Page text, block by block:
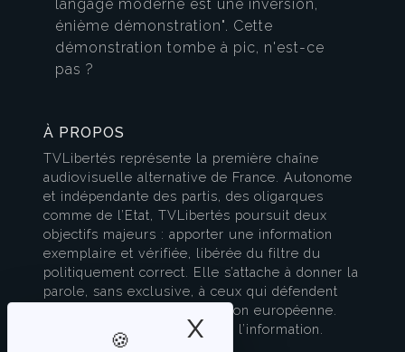
X Masquer le
langage moderne est une inversion,
énième démonstration". Cette
démonstration tombe à pic, n'est-ce
pas ?
À PROPOS
TVLibertés représente la première chaîne
audiovisuelle alternative de France. Autonome
et indépendante des partis, des oligarques
comme de l’Etat, TVLibertés poursuit deux
objectifs majeurs : apporter une information
exemplaire et vérifiée, libérée du filtre du
politiquement correct. Elle s’attache à donner la
parole, sans exclusive, à ceux qui défendent
l’esprit français et la civilisation européenne.
TVLibertés est à la pointe de l’information.